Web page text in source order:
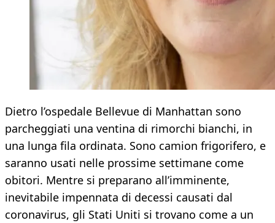
Dietro l’ospedale Bellevue di Manhattan sono
parcheggiati una ventina di rimorchi bianchi, in
una lunga fila ordinata. Sono camion frigorifero, e
saranno usati nelle prossime settimane come
obitori. Mentre si preparano all’imminente,
inevitabile impennata di decessi causati dal
coronavirus, gli Stati Uniti si trovano come a un